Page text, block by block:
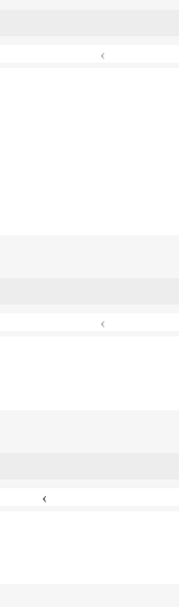
‹
‹
‹